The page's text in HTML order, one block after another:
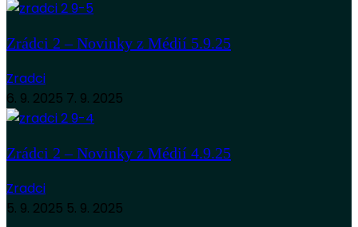
Zrádci 2 – Novinky z Médií 5.9.25
Zradci
6. 9. 2025 7. 9. 2025
Zrádci 2 – Novinky z Médií 4.9.25
Zradci
5. 9. 2025 5. 9. 2025